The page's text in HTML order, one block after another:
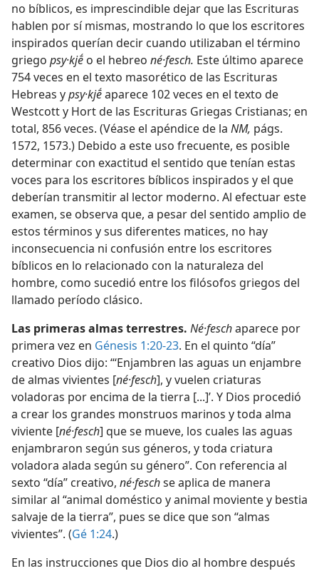
no bíblicos, es imprescindible dejar que las Escrituras
hablen por sí mismas, mostrando lo que los escritores
inspirados querían decir cuando utilizaban el término
griego psy·kjḗ o el hebreo né·fesch. Este último aparece
754 veces en el texto masorético de las Escrituras
Hebreas ypsy·kjḗaparece 102 veces en el texto de
Westcott y Hort de las Escrituras Griegas Cristianas; en
total, 856 veces. (Véase el apéndice de la NM, págs.
1572, 1573.) Debido a este uso frecuente, es posible
determinar con exactitud el sentido que tenían estas
voces para los escritores bíblicos inspirados y el que
deberían transmitir al lector moderno. Al efectuar este
examen, se observa que, a pesar del sentido amplio de
estos términos y sus diferentes matices, no hay
inconsecuencia ni confusión entre los escritores
bíblicos en lo relacionado con la naturaleza del
hombre, como sucedió entre los filósofos griegos del
llamado período clásico.
Las primeras almas terrestres. Né·feschaparece por
primera vez en Génesis 1:20-23. En el quinto “día”
creativo Dios dijo: “‘Enjambren las aguas un enjambre
de almas vivientes [né·fesch], y vuelen criaturas
voladoras por encima de la tierra [...]’. Y Dios procedió
a crear los grandes monstruos marinos y toda alma
viviente [né·fesch] que se mueve, los cuales las aguas
enjambraron según sus géneros, y toda criatura
voladora alada según su género”. Con referencia al
sexto “día” creativo, né·feschse aplica de manera
similar al “animal doméstico y animal moviente y bestia
salvaje de la tierra”, pues se dice que son “almas
vivientes”. (Gé 1:24.)
En las instrucciones que Dios dio al hombre después